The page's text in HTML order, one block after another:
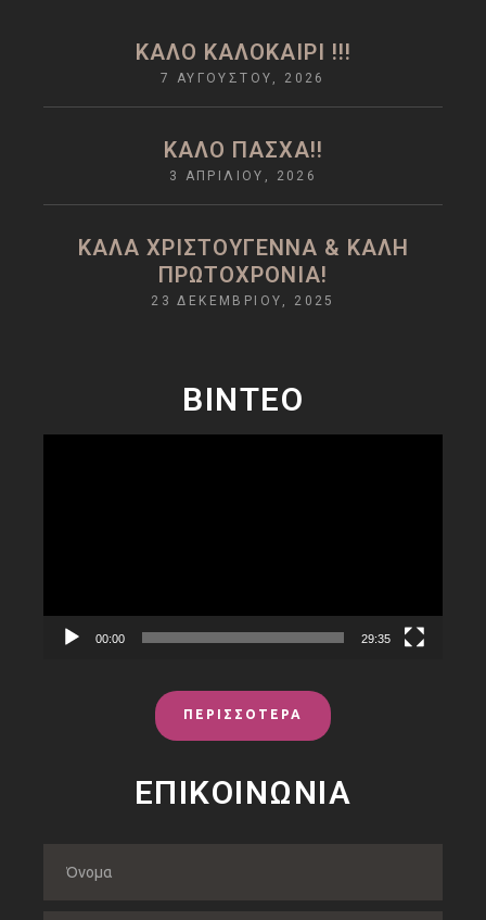
ΚΑΛΟ ΚΑΛΟΚΑΙΡΙ !!!
7 ΑΥΓΟΎΣΤΟΥ, 2026
ΚΑΛΌ ΠΆΣΧΑ!!
3 ΑΠΡΙΛΊΟΥ, 2026
ΚΑΛΆ ΧΡΙΣΤΟΎΓΕΝΝΑ & ΚΑΛΉ
ΠΡΩΤΟΧΡΟΝΙΆ!
23 ΔΕΚΕΜΒΡΊΟΥ, 2025
ΒΙΝΤΕΟ
00:00 29:35
ΠΕΡΙΣΣΟΤΕΡΑ
ΕΠΙΚΟΙΝΩΝΙΑ